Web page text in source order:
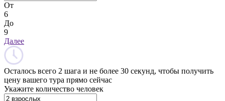
От
6
До
9
Далее
Осталось всего 2 шага и не более 30 секунд, чтобы получить
цену вашего тура прямо сейчас
Укажите количество человек